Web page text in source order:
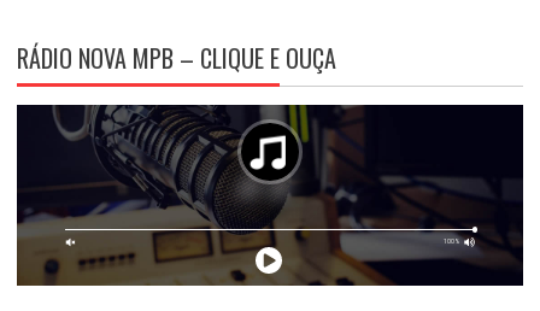
RÁDIO NOVA MPB – CLIQUE E OUÇA